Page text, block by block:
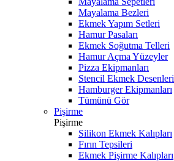
Mayalama Bezleri
Ekmek Yapım Setleri
Hamur Pasaları
Ekmek Soğutma Telleri
Hamur Açma Yüzeyler
Pizza Ekipmanları
Stencil Ekmek Desenleri
Hamburger Ekipmanları
Tümünü Gör
Pişirme
Pişirme
Silikon Ekmek Kalıpları
Fırın Tepsileri
Ekmek Pişirme Kalıpları